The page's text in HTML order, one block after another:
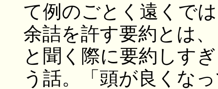
て例のごとく遠くで
余詰を許す要約とは
と聞く際に要約しす
う話。「頭が良くな